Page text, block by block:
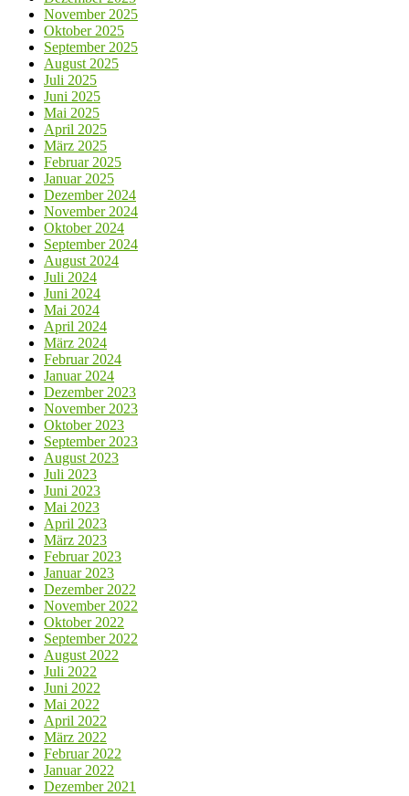
November 2025
Oktober 2025
September 2025
August 2025
Juli 2025
Juni 2025
Mai 2025
April 2025
März 2025
Februar 2025
Januar 2025
Dezember 2024
November 2024
Oktober 2024
September 2024
August 2024
Juli 2024
Juni 2024
Mai 2024
April 2024
März 2024
Februar 2024
Januar 2024
Dezember 2023
November 2023
Oktober 2023
September 2023
August 2023
Juli 2023
Juni 2023
Mai 2023
April 2023
März 2023
Februar 2023
Januar 2023
Dezember 2022
November 2022
Oktober 2022
September 2022
August 2022
Juli 2022
Juni 2022
Mai 2022
April 2022
März 2022
Februar 2022
Januar 2022
Dezember 2021